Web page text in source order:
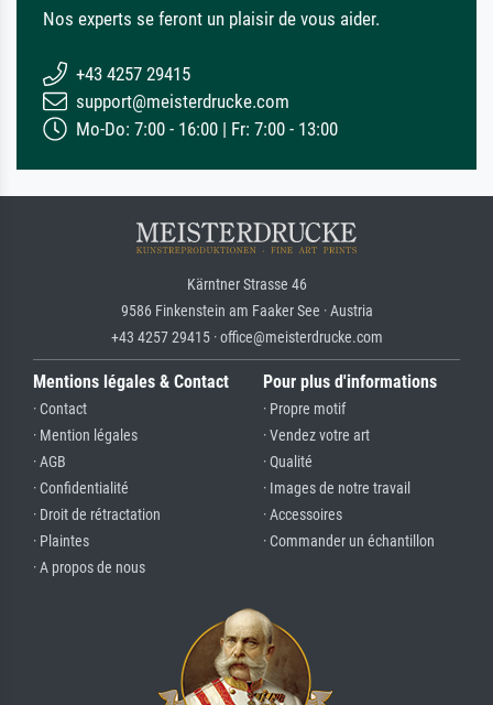
Nos experts se feront un plaisir de vous aider.
+43 4257 29415
support@meisterdrucke.com
Mo-Do: 7:00 - 16:00 | Fr: 7:00 - 13:00
Kärntner Strasse 46
9586 Finkenstein am Faaker See · Austria
+43 4257 29415 · office@meisterdrucke.com
Mentions légales & Contact
· Contact
· Mention légales
· AGB
· Confidentialité
· Droit de rétractation
· Plaintes
· A propos de nous
Pour plus d'informations
· Propre motif
· Vendez votre art
· Qualité
· Images de notre travail
· Accessoires
· Commander un échantillon